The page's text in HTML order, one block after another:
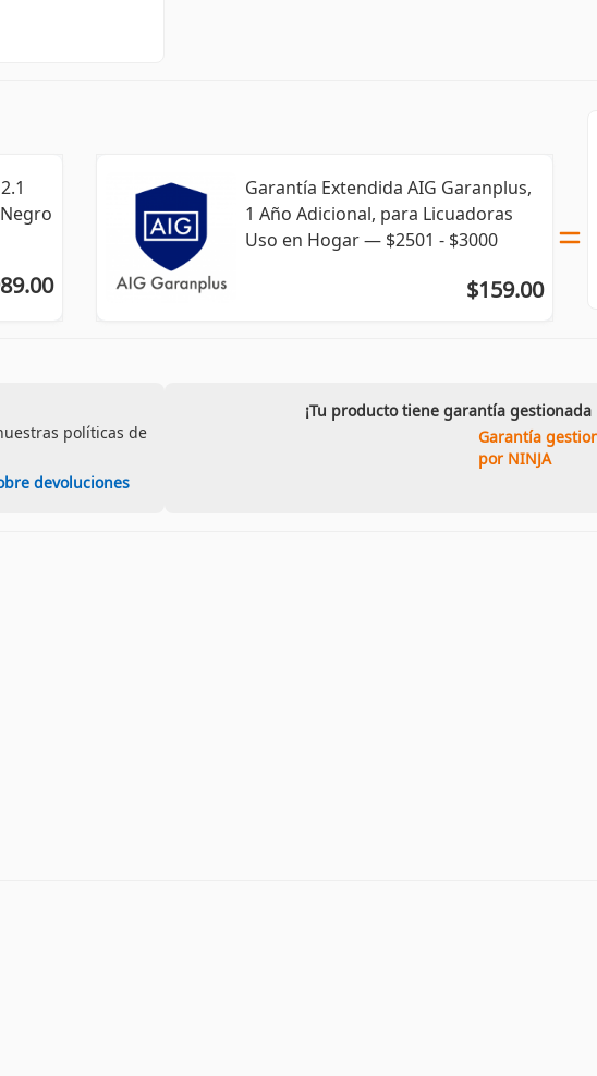
Garantía Extendida AIG Garanplus,
1 Año Adicional, para Licuadoras
Uso en Hogar ― $2501 - $3000
$159.00
políticas de
devoluciones
¡Tu producto tiene garantía gestionada
Garantía
por NINJA